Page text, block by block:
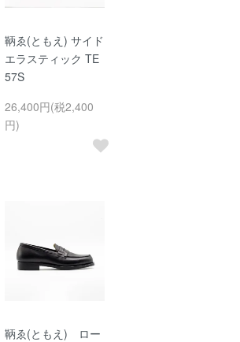
鞆ゑ(ともえ) サイド
エラスティック TE
57S
26,400円(税2,400
円)
鞆ゑ(ともえ) ロー